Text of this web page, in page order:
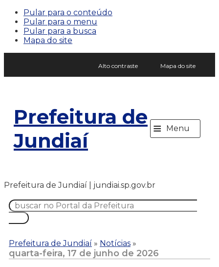
Pular para o conteúdo
Pular para o menu
Pular para a busca
Mapa do site
Alto contraste Mapa do site
Prefeitura de
Jundiaí
≡ Menu
Prefeitura de Jundiaí | jundiai.sp.gov.br
Prefeitura de Jundiaí » Notícias »
quarta-feira, 17 de junho de 2026